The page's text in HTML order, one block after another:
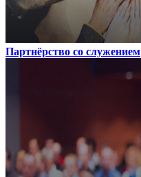
Партнёрство со служением